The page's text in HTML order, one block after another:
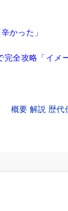
かった」
完全攻略「イメ
概要 解説 歴代